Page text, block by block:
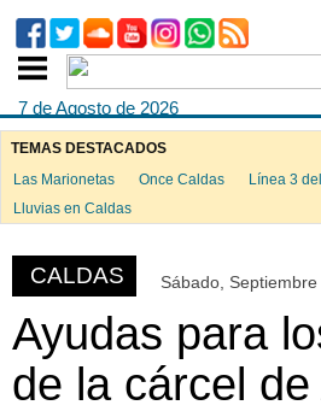
7 de Agosto de 2026
TEMAS DESTACADOS
Las Marionetas
Once Caldas Línea 3
Lluvias en Caldas
CALDAS Sábado,
Ayudas para
de la cárcel